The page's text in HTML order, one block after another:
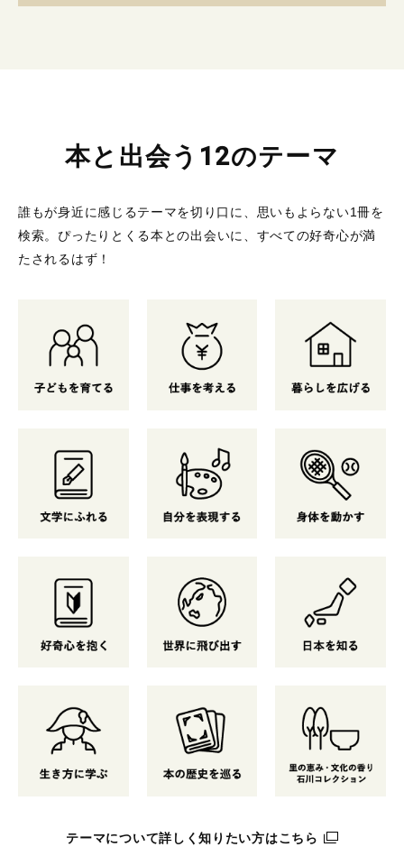
本と出会う12のテーマ
誰もが身近に感じるテーマを切り口に、思いもよらない1冊を
検索。 ぴったりとくる本との出会いに、すべての好奇心が満
たされるはず！
テーマについて詳しく知りたい方はこちら